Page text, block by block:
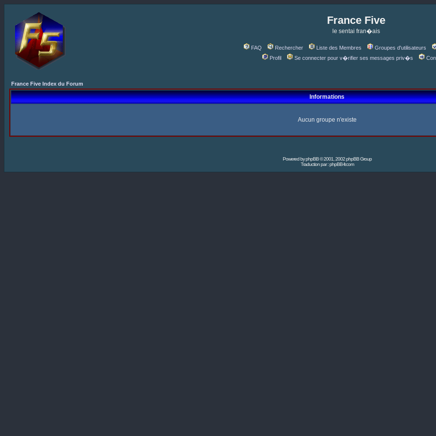
France Five
le sentai fran�ais
FAQ Rechercher Liste des Membres Groupes d'utilisateurs
Profil
Se connecter pour v�rifier ses messages priv�s
France Five Index du Forum
Informations
Aucun groupe n'existe
Powered byphpBB© 2001, 2002 phpBB Group
Traduction par :phpBB-fr.com